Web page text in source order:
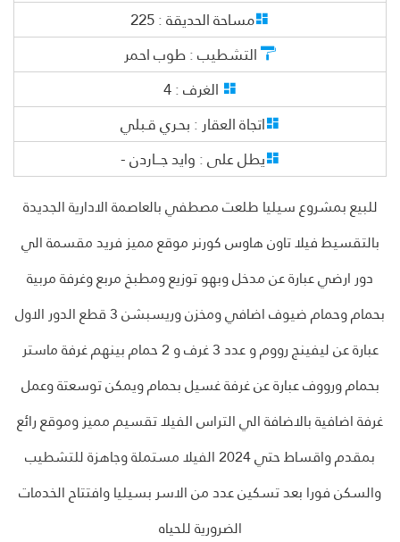
مساحة الحديقة :
التشطيب :طوب احمر
الغرف :4
اتجاة العقار :بحـري قـبلي
يطل على :وايد جـــاردن -
للبيع بمشروع سيليا طلعت مصطفي بالعاصمة الادارية الجديدة
بالتقسيط فيلا تاون هاوس كورنر موقع مميز فريد مقسمة الي
دور ارضي عبارة عن مدخل وبهو توزيع ومطبخ مربع وغرفة مربية
بحمام وحمام ضيوف اضافي ومخزن وريسبشن 3 قطع الدور الاول
عبارة عن ليفينج رووم و عدد 3 غرف و 2 حمام بينهم غرفة ماستر
بحمام ورووف عبارة عن غرفة غسيل بحمام ويمكن توسعتة وعمل
غرفة اضافية بالاضافة الي التراس الفيلا تقسيم مميز وموقع رائع
بمقدم واقساط حتي 2024 الفيلا مستملة وجاهزة للتشطيب
والسكن فورا بعد تسكين عدد من الاسر بسيليا وافتتاح الخدمات
الضرورية للحياه